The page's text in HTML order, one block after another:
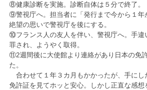
⑧健康診断を実施。診断自体は５分で終了。
⑨警視庁へ。担当者に「発行まで今から１年
絶望の思いで警視庁を後にする。
⑩フランス人の友人を伴い、警視庁へ。手違
罪され、ようやく取得。
⑪2週間後に大使館より連絡があり日本の免
た。
合わせて１年３カ月もかかったが、手にし
免許証を見てホッと安心。しかし正直な感